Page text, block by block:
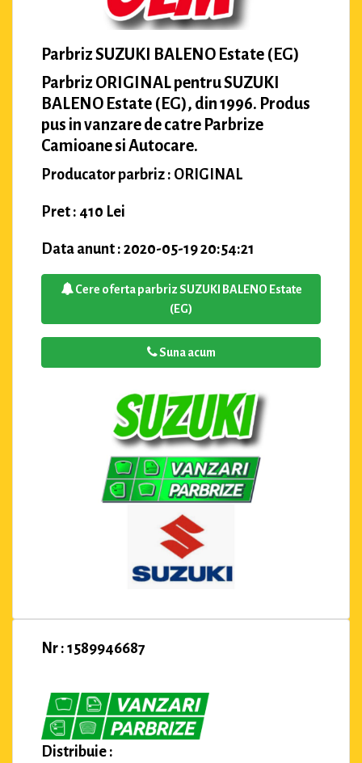
Parbriz SUZUKI BALENO Estate (EG)
Parbriz ORIGINAL pentru SUZUKI
BALENO Estate (EG), din 1996. Produs
pus in vanzare de catre Parbrize
Camioane si Autocare.
Producator parbriz : ORIGINAL
Pret : 410 Lei
Data anunt : 2020-05-19 20:54:21
Cere oferta parbriz SUZUKI BALENO Estate
(EG)
Suna acum
Nr : 1589946687
Distribuie :